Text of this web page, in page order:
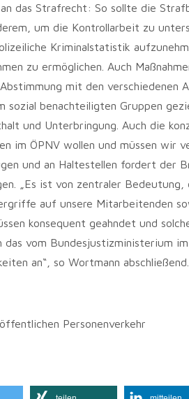
das Strafrecht: So sollte die
um die Kontrollarbeit zu
Kriminalstatistik
zu ermöglichen. Auch
mit den verschiedenen
sozial benachteiligten Gruppen
und Unterbringung. Auch die
im ÖPNV wollen und müssen wir
und an Haltestellen fordert der
„Es ist von zentraler Bedeutung,
auf unsere Mitarbeitenden
konsequent geahndet und
vom Bundesjustizministerium
an“, so Wortmann abschließend.
Personenverkehr